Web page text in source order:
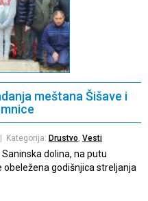
meštana Šišave i
| Kategorija: Drustvo, Vesti
dolina, na putu
obeležena godišnjica streljanja